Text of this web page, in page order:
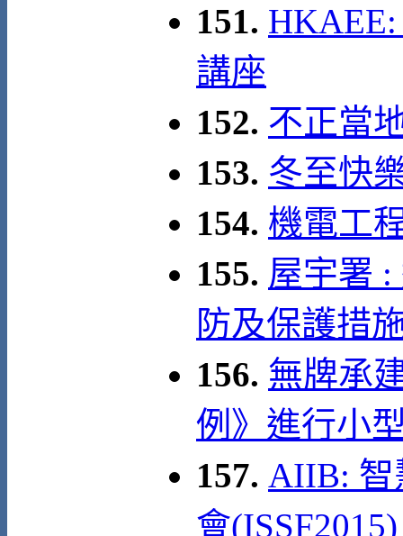
151. HKAEE:
講座
152. 不正當
153. 冬至快
154. 機電工
155. 屋宇署
防及保護措
156. 無牌承
例》進行小
157. AIIB: 智
會(ISSF2015)